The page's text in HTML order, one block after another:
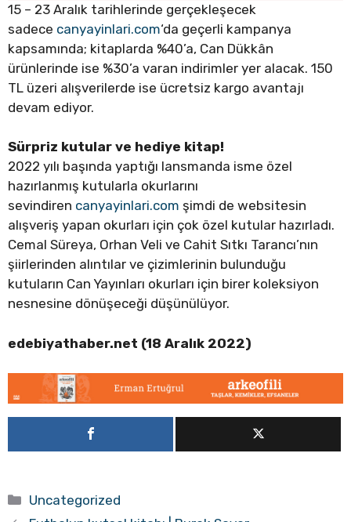
15 – 23 Aralık tarihlerinde gerçekleşecek
sadece canyayinlari.com‘da geçerli kampanya
kapsamında; kitaplarda %40’a, Can Dükkân
ürünlerinde ise %30’a varan indirimler yer alacak. 150
TL üzeri alışverilerde ise ücretsiz kargo avantajı
devam ediyor.
Sürpriz kutular ve hediye kitap!
2022 yılı başında yaptığı lansmanda isme özel
hazırlanmış kutularla okurlarını
sevindiren canyayinlari.com şimdi de websitesin
alışveriş yapan okurları için çok özel kutular hazırladı.
Cemal Süreya, Orhan Veli ve Cahit Sıtkı Tarancı’nın
şiirlerinden alıntılar ve çizimlerinin bulunduğu
kutuların Can Yayınları okurları için birer koleksiyon
nesnesine dönüşeceği düşünülüyor.
edebiyathaber.net (18 Aralık 2022)
Kategoriler
Uncategorized